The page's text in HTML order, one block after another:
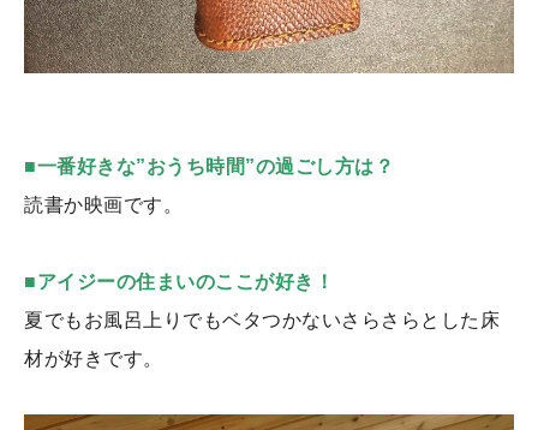
■一番好きな”おうち時間”の過ごし方は？
読書か映画です。
■アイジーの住まいのここが好き！
夏でもお風呂上りでもベタつかないさらさらとした床
材が好きです。